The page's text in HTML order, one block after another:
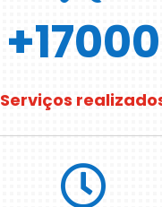
+17000
Serviços
